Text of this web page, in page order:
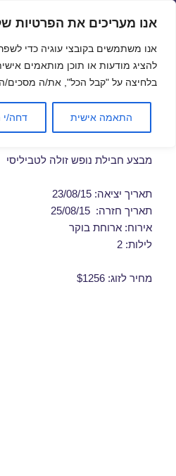
אנו מעריכים את הפרטיות
אנו משתמשים בקובצי עוגיה כדי
להציג מודעות או תוכן מותאמים
בלחיצה על "קבל הכל", את/ה מסכים/ה
התאמה אישית דחה/י
חבילות נופש
23/08/2015
מבצע חבילת נופש זולה לטביליסי
תאריך יציאה: 23/08/15
תאריך חזרה: 25/08/15
אירוח: ארוחת בוקר
לילות: 2
מחיר לזוג: $1256